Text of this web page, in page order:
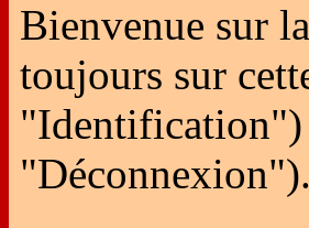
Bienvenue sur
toujours sur
"Identification")
"Déconnexion").